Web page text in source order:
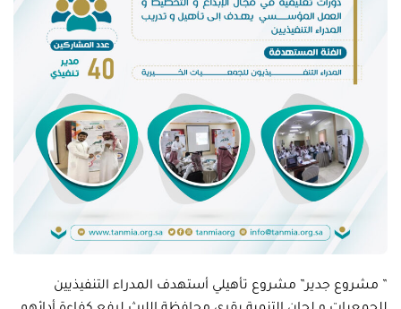
” مشروع جدير” مشروع تأهيلي أستهدف المدراء التنفيذيين